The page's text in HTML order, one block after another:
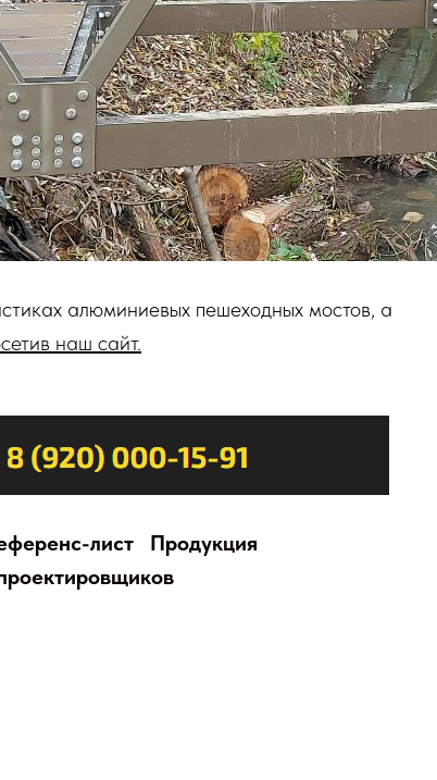
алюминиевых пешеходных мостов, а
наш сайт.
лист
Продукция